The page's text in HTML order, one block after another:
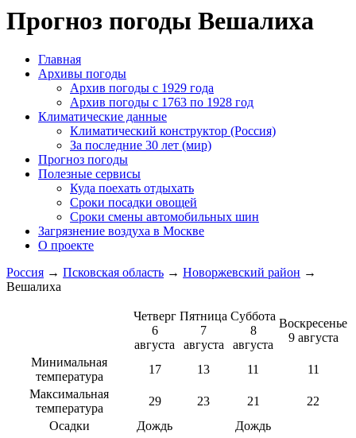
Прогноз погоды Вешалиха
Главная
Архивы погоды
Архив погоды c 1929 года
Архив погоды c 1763 по 1928 год
Климатические данные
Климатический конструктор (Россия)
За последние 30 лет (мир)
Прогноз погоды
Полезные сервисы
Куда поехать отдыхать
Сроки посадки овощей
Сроки смены автомобильных шин
Загрязнение воздуха в Москве
О проекте
Россия → Псковская область → Новоржевский район →
Вешалиха
Четверг
6
августа
Пятница
7
августа
Суббота
8
августа
Воскресенье
9 августа
Минимальная
температура
17 13 11
11
Максимальная
температура
29 23 21
22
Осадки
Дождь
Дождь